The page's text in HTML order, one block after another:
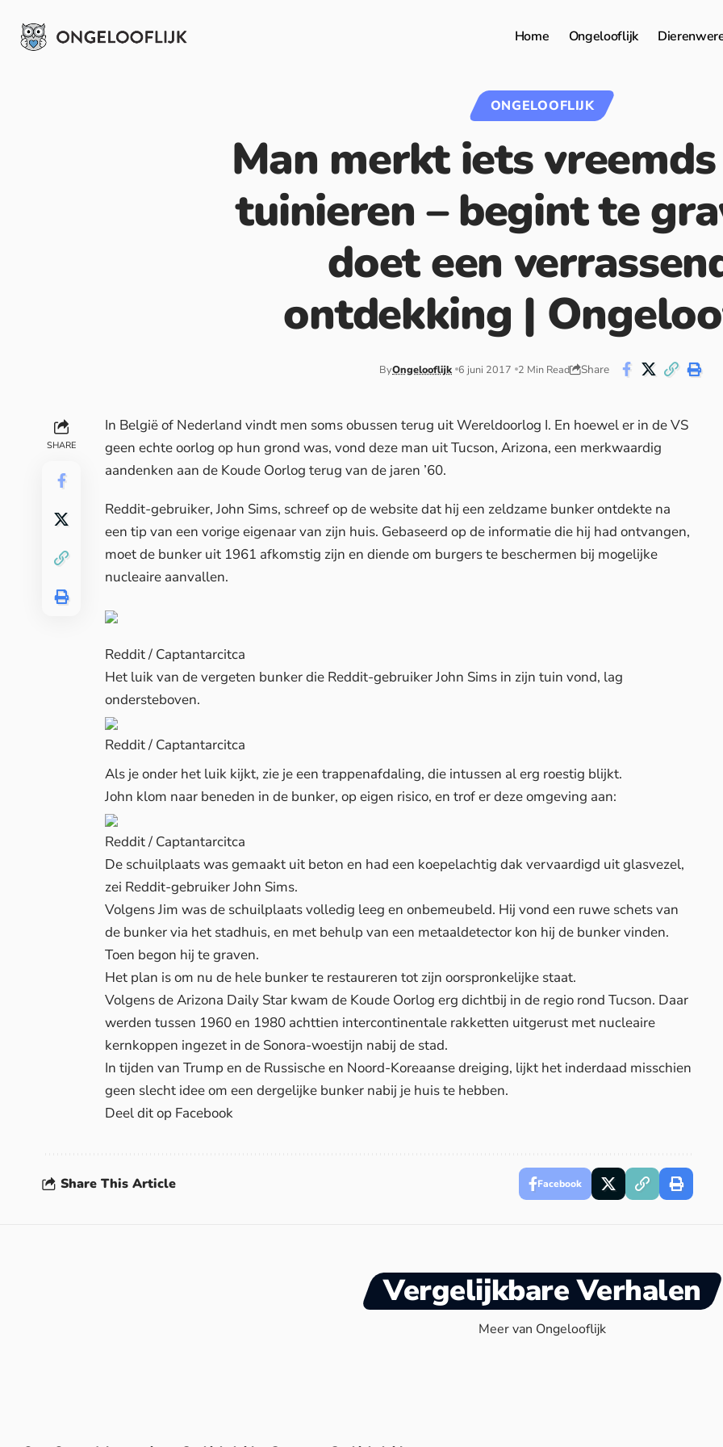
Home Ongelooflijk
ONGELOOFLIJK
Man merkt iets
tuinieren – begint te
doet een
ontdekking |
ByOngelooflijk 6 juni 2017 2 Min Read Share
SHARE
In België of Nederland vindt men soms obussen terug uit Wereldoorlog I. En hoewel er in de VS
geen echte oorlog op hun grond was, vond deze man uit Tucson, Arizona, een merkwaardig
aandenken aan de Koude Oorlog terug van de jaren ’60.
Reddit-gebruiker, John Sims, schreef op de website dat hij een zeldzame bunker ontdekte na
een tip van een vorige eigenaar van zijn huis. Gebaseerd op de informatie die hij had ontvangen,
moet de bunker uit 1961 afkomstig zijn en diende om burgers te beschermen bij mogelijke
nucleaire aanvallen.
Reddit / Captantarcitca
Het luik van de vergeten bunker die Reddit-gebruiker John Sims in zijn tuin vond, lag
ondersteboven.
Reddit / Captantarcitca
Als je onder het luik kijkt, zie je een trappenafdaling, die intussen al erg roestig blijkt.
John klom naar beneden in de bunker, op eigen risico, en trof er deze omgeving aan:
Reddit / Captantarcitca
De schuilplaats was gemaakt uit beton en had een koepelachtig dak vervaardigd uit glasvezel,
zei Reddit-gebruiker John Sims.
Volgens Jim was de schuilplaats volledig leeg en onbemeubeld. Hij vond een ruwe schets van
de bunker via het stadhuis, en met behulp van een metaaldetector kon hij de bunker vinden.
Toen begon hij te graven.
Het plan is om nu de hele bunker te restaureren tot zijn oorspronkelijke staat.
Volgens deArizona Daily Star kwam de Koude Oorlog erg dichtbij in de regio rond Tucson. Daar
werden tussen 1960 en 1980 achttien intercontinentale rakketten uitgerust met nucleaire
kernkoppen ingezet in de Sonora-woestijn nabij de stad.
In tijden van Trump en de Russische en Noord-Koreaanse dreiging, lijkt het inderdaad misschien
geen slecht idee om een dergelijke bunker nabij je huis te hebben.
Deel dit op Facebook
Share This Article Facebook
Vergelijkbare Verhalen
Meer van Ongelooflijk